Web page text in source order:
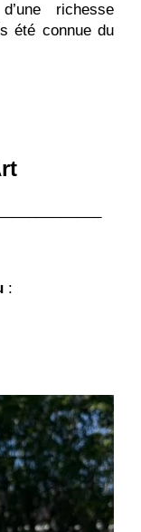
richesse
été connue du
: